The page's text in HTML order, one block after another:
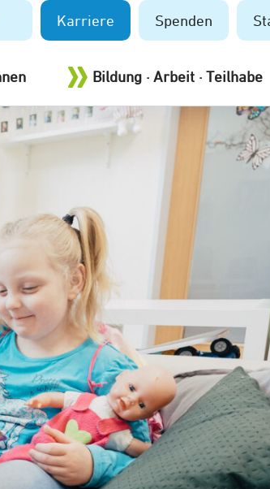
Karriere Spenden
Bildung · Arbeit · Teilhabe